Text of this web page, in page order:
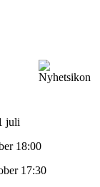
juli
18:00
17:30